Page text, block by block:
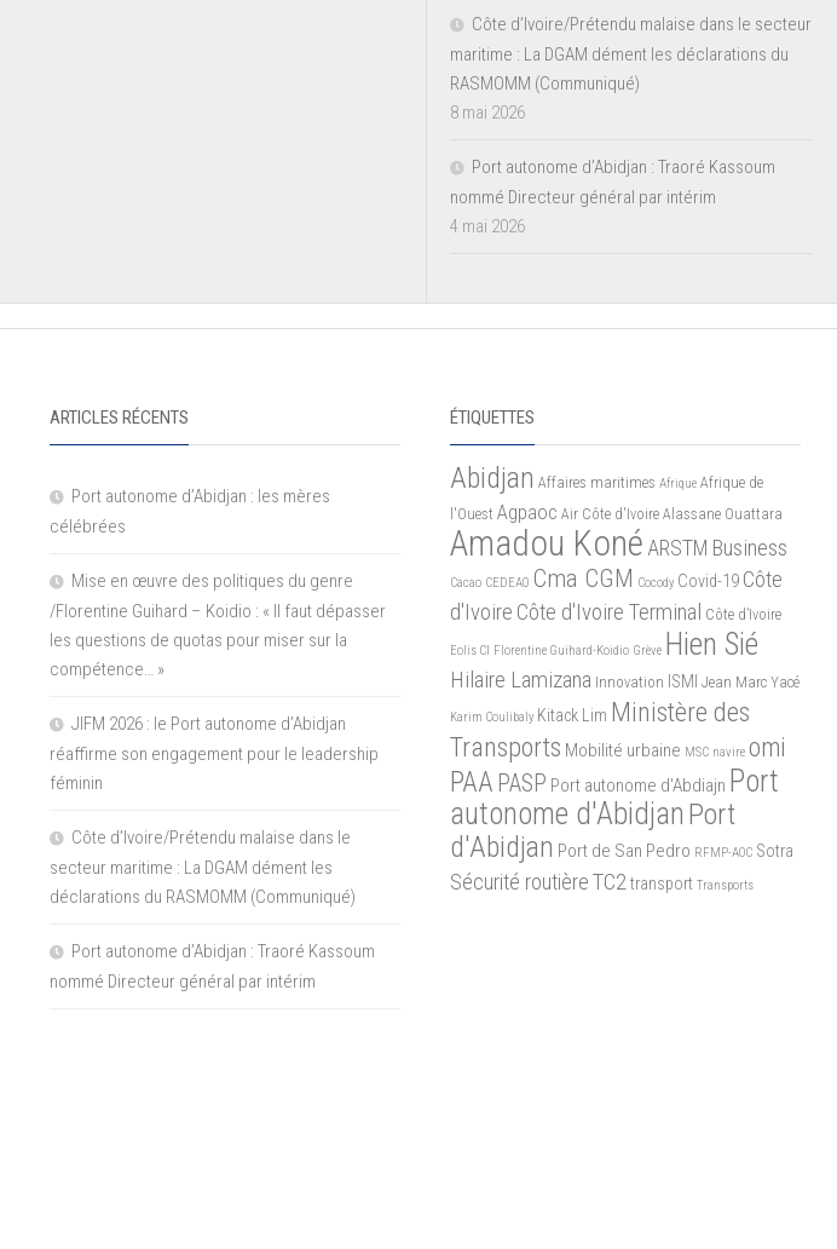
Côte d’Ivoire/Prétendu malaise dans le secteur
maritime : La DGAM dément les déclarations du
RASMOMM (Communiqué)
8 mai 2026
Port autonome d’Abidjan : Traoré Kassoum
nommé Directeur général par intérim
4 mai 2026
ARTICLES RÉCENTS
Port autonome d’Abidjan : les mères
célébrées
Mise en œuvre des politiques du genre
/Florentine Guihard – Koidio : « Il faut dépasser
les questions de quotas pour miser sur la
compétence… »
JIFM 2026 : le Port autonome d’Abidjan
réaffirme son engagement pour le leadership
féminin
Côte d’Ivoire/Prétendu malaise dans le
secteur maritime : La DGAM dément les
déclarations du RASMOMM (Communiqué)
Port autonome d’Abidjan : Traoré Kassoum
nommé Directeur général par intérim
ÉTIQUETTES
Abidjan Affaires maritimes Afrique Afrique de
l'Ouest Agpaoc Air Côte d'Ivoire Alassane Ouattara
Amadou Koné ARSTM Business
Cacao CEDEAO Cma CGM Cocody Covid-19 Côte
d'Ivoire Côte d'Ivoire Terminal Côte d’Ivoire
Eolis CI Florentine Guihard-Koidio Grève Hien Sié
Hilaire Lamizana Innovation ISMI Jean Marc Yacé
Karim Coulibaly Kitack Lim Ministère des
Transports Mobilité urbaine MSC navire omi
PAA PASP Port autonome d'Abdiajn Port
autonome d'Abidjan Port
d'Abidjan Port de San Pedro RFMP-AOC Sotra
Sécurité routièreTC2 transport Transports